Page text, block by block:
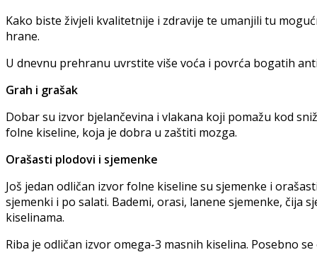
Kako biste živjeli kvalitetnije i zdravije te umanjili tu
hrane.
U dnevnu prehranu uvrstite više voća i povrća bogatih
Grah i grašak
Dobar su izvor bjelančevina i vlakana koji pomažu kod
folne kiseline, koja je dobra u zaštiti mozga.
Orašasti plodovi i sjemenke
Još jedan odličan izvor folne kiseline su sjemenke i
sjemenki i po salati. Bademi, orasi, lanene sjemenke, čija
kiselinama.
Riba je odličan izvor omega-3 masnih kiselina. Posebno